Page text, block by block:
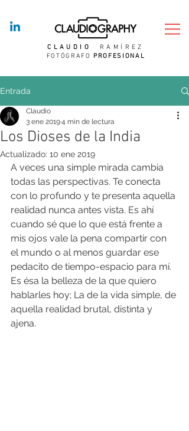
CLAUDIO
RAMÍREZ
FOTÓGRAFO PROFESIONAL
Entrada
Los Dioses de la India
Claudio
3 ene 20194 min de lectura
Actualizado: 10 ene 2019
A veces una simple mirada cambia
todas las perspectivas. Te conecta
con lo profundo y te presenta aquella
realidad nunca antes vista. Es ahí
cuando sé que lo que está frente a
mis ojos vale la pena compartir con
el mundo o al menos guardar ese
pedacito de tiempo-espacio para mí.
Es ésa la belleza de la que quiero
hablarles hoy; La de la vida simple, de
aquella realidad brutal, distinta y
ajena.